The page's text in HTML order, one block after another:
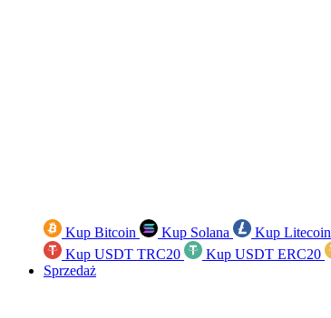
Kup Bitcoin Kup Solana Kup Litecoin
Kup USDT TRC20
Kup USDT ERC20
Sprzedaż